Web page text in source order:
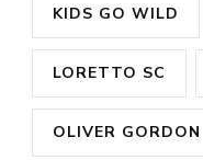
KIDS GO WILD
LORETTO SC
OLIVER GORDON